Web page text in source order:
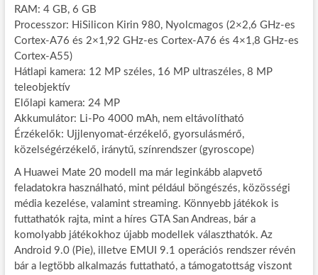
RAM: 4 GB, 6 GB
Processzor: HiSilicon Kirin 980, Nyolcmagos (2×2,6 GHz-es
Cortex-A76 és 2×1,92 GHz-es Cortex-A76 és 4×1,8 GHz-es
Cortex-A55)
Hátlapi kamera: 12 MP széles, 16 MP ultraszéles, 8 MP
teleobjektív
Előlapi kamera: 24 MP
Akkumulátor: Li-Po 4000 mAh, nem eltávolítható
Érzékelők: Ujjlenyomat-érzékelő, gyorsulásmérő,
közelségérzékelő, iránytű, színrendszer (gyroscope)
A Huawei Mate 20 modell ma már leginkább alapvető
feladatokra használható, mint például böngészés, közösségi
média kezelése, valamint streaming. Könnyebb játékok is
futtathatók rajta, mint a híres GTA San Andreas, bár a
komolyabb játékokhoz újabb modellek választhatók. Az
Android 9.0 (Pie), illetve EMUI 9.1 operációs rendszer révén
bár a legtöbb alkalmazás futtatható, a támogatottság viszont